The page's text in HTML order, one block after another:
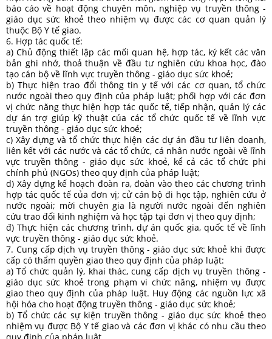
báo cáo về hoạt động chuyên môn, nghiệp vụ truyền thông -
giáo dục sức khoẻ theo nhiệm vụ được các cơ quan quản lý
thuộc Bộ Y tế giao.
6. Hợp tác quốc tế:
a) Chủ động thiết lập các mối quan hệ, hợp tác, ký kết các văn
bản ghi nhớ, thoả thuận về đầu tư nghiên cứu khoa học, đào
tạo cán bộ về lĩnh vực truyền thông - giáo dục sức khoẻ;
b) Thực hiện trao đổi thông tin y tế với các cơ quan, tổ chức
nước ngoài theo quy định của pháp luật; phối hợp với các đơn
vị chức năng thực hiện hợp tác quốc tế, tiếp nhận, quản lý các
dự án trợ giúp kỹ thuật của các tổ chức quốc tế về lĩnh vực
truyền thông - giáo dục sức khoẻ;
c) Xây dựng và tổ chức thực hiện các dự án đầu tư liên doanh,
liên kết với các nước và các tổ chức, cá nhân nước ngoài về lĩnh
vực truyền thông - giáo dục sức khoẻ, kể cả các tổ chức phi
chính phủ (NGOs) theo quy định của pháp luật;
d) Xây dựng kế hoạch đoàn ra, đoàn vào theo các chương trình
hợp tác quốc tế của đơn vị; cử cán bộ đi học tập, nghiên cứu ở
nước ngoài; mời chuyên gia là người nước ngoài đến nghiên
cứu trao đổi kinh nghiệm và học tập tại đơn vị theo quy định;
đ) Thực hiện các chương trình, dự án quốc gia, quốc tế về lĩnh
vực truyền thông - giáo dục sức khoẻ.
7. Cung cấp dịch vụ truyền thông - giáo dục sức khoẻ khi được
cấp có thẩm quyền giao theo quy định của pháp luật:
a) Tổ chức quản lý, khai thác, cung cấp dịch vụ truyền thông -
giáo dục sức khoẻ trong phạm vi chức năng, nhiệm vụ được
giao theo quy định của pháp luật. Huy động các nguồn lực xã
hội hóa cho hoạt động truyền thông - giáo dục sức khoẻ;
b) Tổ chức các sự kiện truyền thông - giáo dục sức khoẻ theo
nhiệm vụ được Bộ Y tế giao và các đơn vị khác có nhu cầu theo